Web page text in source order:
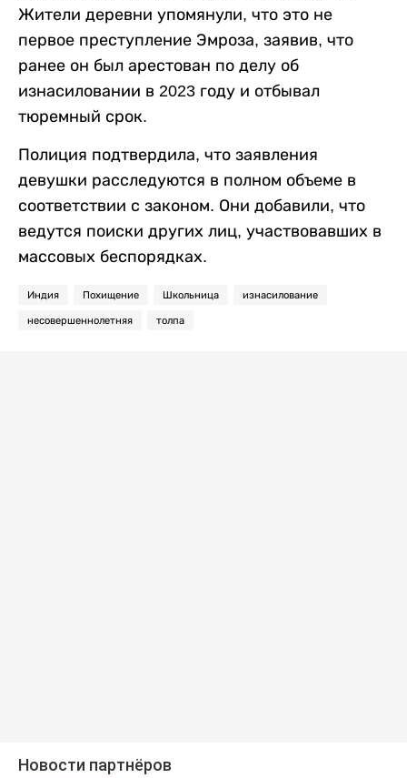
Жители деревни упомянули, что это не
первое преступление Эмроза, заявив, что
ранее он был арестован по делу об
изнасиловании в 2023 году и отбывал
тюремный срок.
Полиция подтвердила, что заявления
девушки расследуются в полном объеме в
соответствии с законом. Они добавили, что
ведутся поиски других лиц, участвовавших в
массовых беспорядках.
Индия Похищение Школьница изнасилование
несовершеннолетняя толпа